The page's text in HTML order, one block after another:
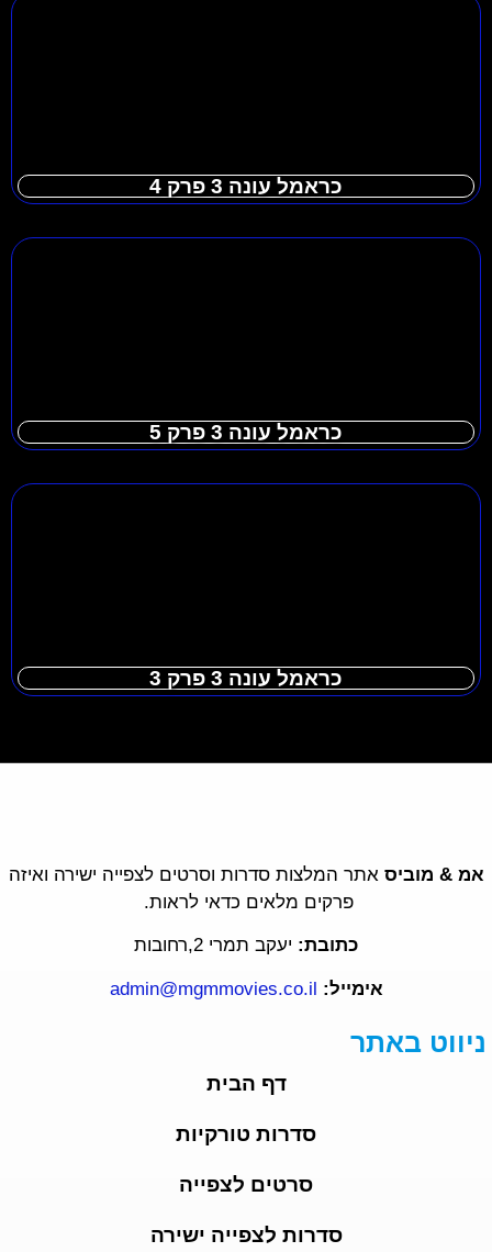
כראמל עונה 3 פרק 4
כראמל עונה 3 פרק 5
כראמל עונה 3 פרק 3
אמ & מוביס אתר המלצות סדרות וסרטים לצפייה ישירה ואיזה
פרקים מלאים כדאי לראות.
כתובת: יעקב תמרי 2,רחובות
אימייל: admin@mgmmovies.co.il
ניווט באתר
דף הבית
סדרות טורקיות
סרטים לצפייה
סדרות לצפייה ישירה